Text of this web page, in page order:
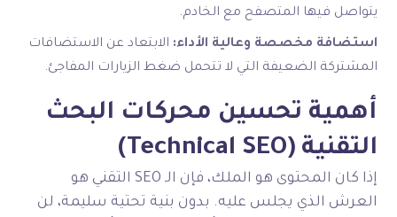
يتواصل فيها المتصفح مع الخادم.
استضافة مخصصة وعالية الأداء: الابتعاد عن الاستضافات
المشتركة الضعيفة التي لا تتحمل ضغط الزيارات المفاجئ.
أهمية تحسين محركات البحث
التقنية (Technical SEO)
إذا كان المحتوى هو الملك، فإن الـ SEO التقني هو
العرش الذي يجلس عليه. بدون بنية تحتية سليمة، لن